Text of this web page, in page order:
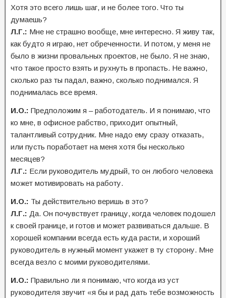
Хотя это всего лишь шаг, и не более того. Что ты
думаешь?
Л.Г.: Мне не страшно вообще, мне интересно. Я живу так,
как будто я играю, нет обреченности. И потом, у меня не
было в жизни провальных проектов, не было. Я не знаю,
что такое просто взять и рухнуть в пропасть. Не важно,
сколько раз ты падал, важно, сколько поднимался. Я
поднималась все время.
И.О.: Предположим я – работодатель. И я понимаю, что
ко мне, в офисное рабство, приходит опытный,
талантливый сотрудник. Мне надо ему сразу отказать,
или пусть поработает на меня хотя бы несколько
месяцев?
Л.Г.: Если руководитель мудрый, то он любого человека
может мотивировать на работу.
И.О.: Ты действительно веришь в это?
Л.Г.: Да. Он почувствует границу, когда человек подошел
к своей границе, и готов и может развиваться дальше. В
хорошей компании всегда есть куда расти, и хороший
руководитель в нужный момент укажет в ту сторону. Мне
всегда везло с моими руководителями.
И.О.: Правильно ли я понимаю, что когда из уст
руководителя звучит «я бы и рад дать тебе возможность